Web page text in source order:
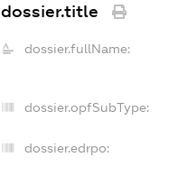
dossier.title
dossier.fullName:
dossier.opfSubType:
dossier.edrpo: